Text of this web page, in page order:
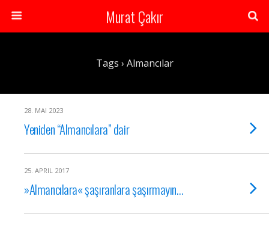
Murat Çakır
Tags › Almancılar
28. MAI 2023
Yeniden “Almancılara” dair
25. APRIL 2017
»Almancılara« şaşıranlara şaşırmayın…